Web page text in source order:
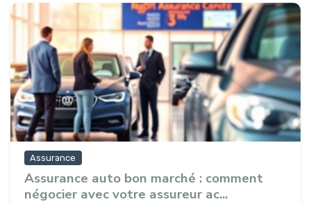
Assurance
Assurance auto bon marché : comment
négocier avec votre assureur ac...